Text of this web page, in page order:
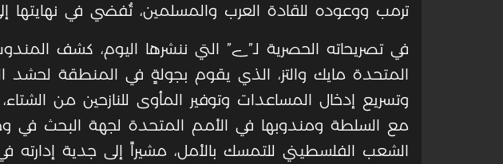
ترمب ووعوده للقادة العرب والمسلمين، تُفضي في نهايتها
في تصريحاته الحصرية لـ”ے” التي ننشرها اليوم، كشف
المتحدة مايك والتز، الذي يقوم بجولةٍ في المنطقة لحشد
وتسريع إدخال المساعدات وتوفير المأوى للنازحين من
مع السلطة ومندوبها في الأمم المتحدة لجهة البحث في
الشعب الفلسطيني للتمسك بالأمل، مشيراً إلى جدية